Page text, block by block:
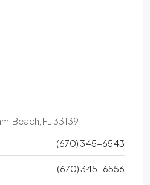
Beach, FL 33139
(670) 345-6543
(670) 345-6556